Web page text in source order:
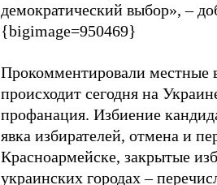
демократический выбор», –
{bigimage=950469}
Прокомментировали местные
происходит сегодня на
профанация. Избиение
явка избирателей, отмена и
Красноармейске, закрытые
украинских городах –